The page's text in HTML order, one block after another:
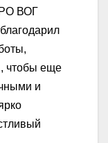
ВОГ
чтобы еще
и